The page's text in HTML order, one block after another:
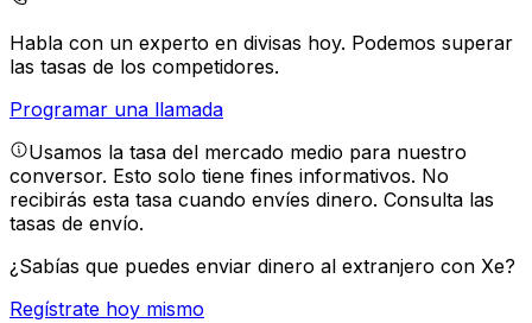
Habla con un experto en divisas hoy. Podemos superar
las tasas de los competidores.
Programar una llamada
Usamos la tasa del mercado medio para nuestro
conversor. Esto solo tiene fines informativos. No
recibirás esta tasa cuando envíes dinero. Consulta las
tasas de envío.
¿Sabías que puedes enviar dinero al extranjero con Xe?
Regístrate hoy mismo